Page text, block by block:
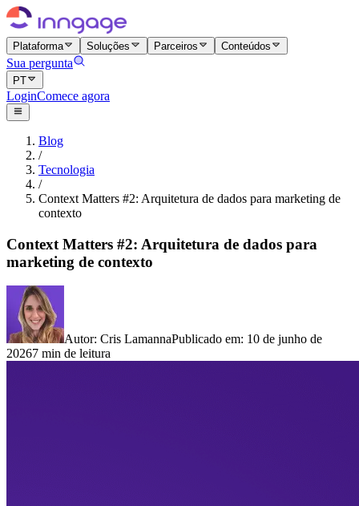
Plataforma Soluções Parceiros Conteúdos
Sua pergunta
PT
LoginComece agora
Blog
/
Tecnologia
/
Context Matters #2: Arquitetura de dados para marketing de
contexto
Context Matters #2: Arquitetura de dados para
marketing de contexto
Autor: Cris LamannaPublicado em: 10 de junho de
20267 min de leitura